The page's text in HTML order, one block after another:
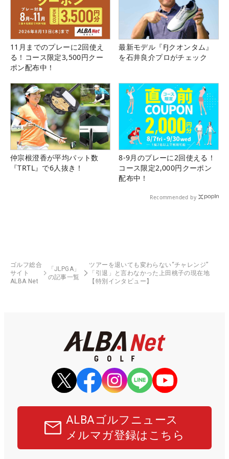
11月までのプレーに2回使え
る！コース限定3,500円クー
ポン配布中！
最新モデル『FJクオンタム』
を石井良介プロがチェック
仲宗根澄香が平均パット数
『TRTL』で6人抜き！
8-9月のプレーに2回使える！
コース限定2,000円クーポン
配布中！
Recommended by
ゴルフ総合
サイト
ALBA Net
「JLPGA」
の記事一覧
ツアーを退いても変わらない“チャレンジ”
「引退」と言わなかった上田桃子の現在地
【特別インタビュー】
ALBAゴルフニュース
メルマガ登録はこちら